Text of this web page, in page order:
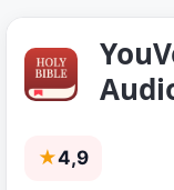
★4,9